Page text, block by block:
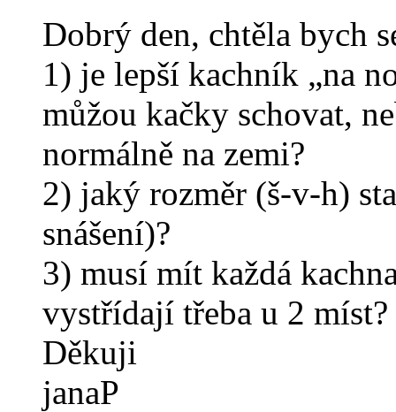
Dobrý den, chtěla bych
1) je lepší kachník „na
můžou kačky schovat,
normálně na zemi?
2) jaký rozměr (š-v-h)
snášení)?
3) musí mít každá
vystřídají třeba u 2 míst?
Děkuji
janaP